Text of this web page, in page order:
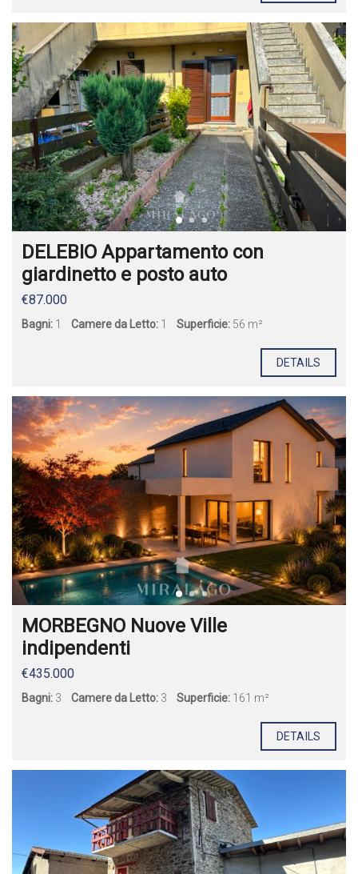
DELEBIO Appartamento con
giardinetto e posto auto
€87.000
Bagni: 1 Camere da Letto: 1 Superficie: 56 m²
DETAILS
MORBEGNO Nuove Ville
indipendenti
€435.000
Bagni: 3 Camere da Letto: 3 Superficie: 161 m²
DETAILS